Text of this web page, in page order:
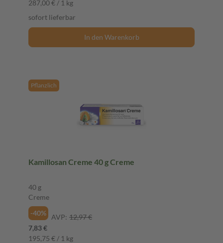
287,00 € / 1 kg
sofort lieferbar
In den Warenkorb
Pflanzlich
Kamillosan Creme 40 g Creme
40 g
Creme
-40%
AVP: 12,97 €
7,83 €
195,75 € / 1 kg